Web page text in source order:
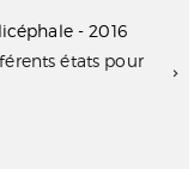
- 2016
états pour